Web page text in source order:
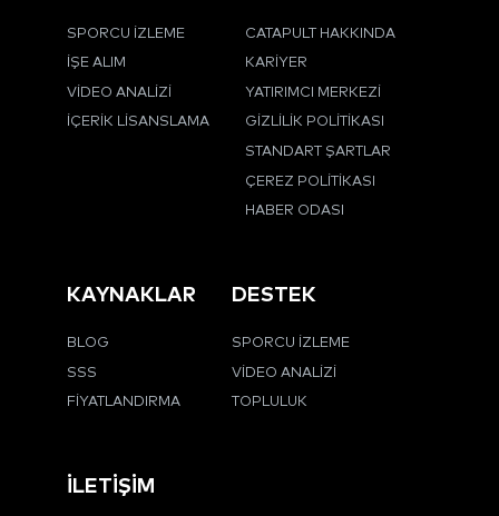
SPORCU İZLEME
İŞE ALIM
VIDEO ANALIZI
İÇERIK LISANSLAMA
CATAPULT HAKKINDA
KARIYER
YATIRIMCI MERKEZI
GIZLILIK POLITIKASI
STANDART ŞARTLAR
ÇEREZ POLITIKASI
HABER ODASI
KAYNAKLAR
BLOG
SSS
FIYATLANDIRMA
DESTEK
SPORCU İZLEME
VIDEO ANALIZI
TOPLULUK
İLETIŞIM